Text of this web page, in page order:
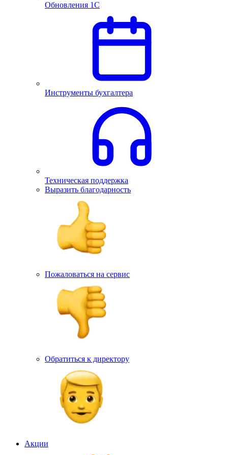
Обновления 1С
Инструменты бухгалтера
Техническая поддержка
Выразить благодарность
Пожаловаться на сервис
Обратиться к директору
Акции